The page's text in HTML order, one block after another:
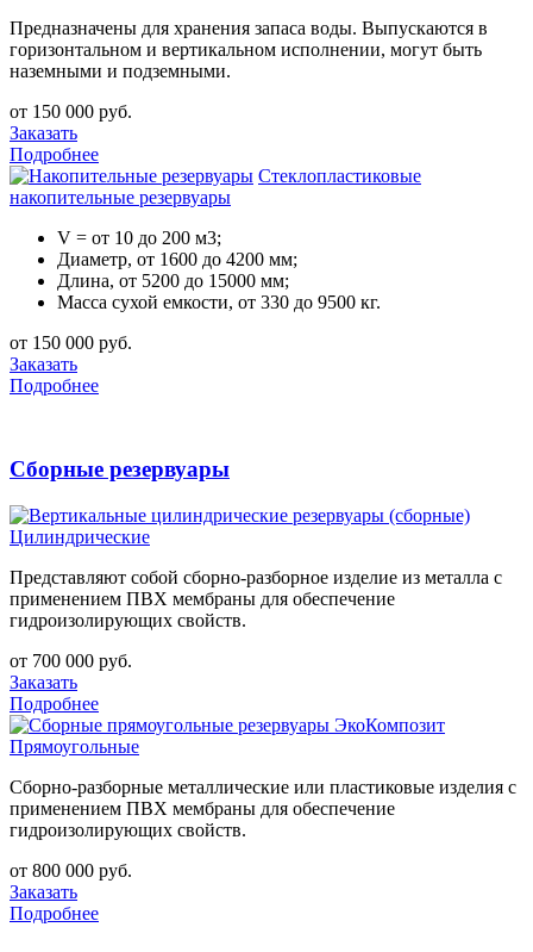
Предназначены для хранения запаса воды. Выпускаются в
горизонтальном и вертикальном исполнении, могут быть
наземными и подземными.
от 150 000 руб.
Заказать
Подробнее
Стеклопластиковые
накопительные резервуары
V = от 10 до 200 м3;
Диаметр, от 1600 до 4200 мм;
Длина, от 5200 до 15000 мм;
Масса сухой емкости, от 330 до 9500 кг.
от 150 000 руб.
Заказать
Подробнее
Сборные резервуары
Цилиндрические
Представляют собой сборно-разборное изделие из металла с
применением ПВХ мембраны для обеспечение
гидроизолирующих свойств.
от 700 000 руб.
Заказать
Подробнее
Прямоугольные
Сборно-разборные металлические или плаcтиковые изделия с
применением ПВХ мембраны для обеспечение
гидроизолирующих свойств.
от 800 000 руб.
Заказать
Подробнее